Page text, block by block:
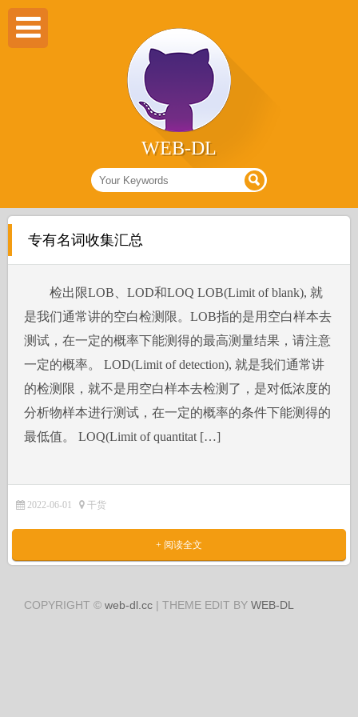
WEB-DL
专有名词收集汇总
检出限LOB、LOD和LOQ LOB(Limit of blank), 就
是我们通常讲的空白检测限。LOB指的是用空白样本去
测试，在一定的概率下能测得的最高测量结果，请注意
一定的概率。 LOD(Limit of detection), 就是我们通常讲
的检测限，就不是用空白样本去检测了，是对低浓度的
分析物样本进行测试，在一定的概率的条件下能测得的
最低值。 LOQ(Limit of quantitat […]
2022-06-01 干货
+ 阅读全文
COPYRIGHT © web-dl.cc | THEME EDIT BY WEB-DL